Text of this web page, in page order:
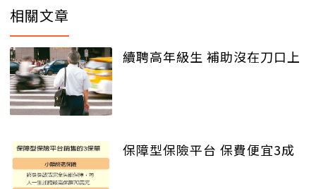
相關文章
續聘高年級生 補助沒在刀口上
保障型保險平台 保費便宜3成